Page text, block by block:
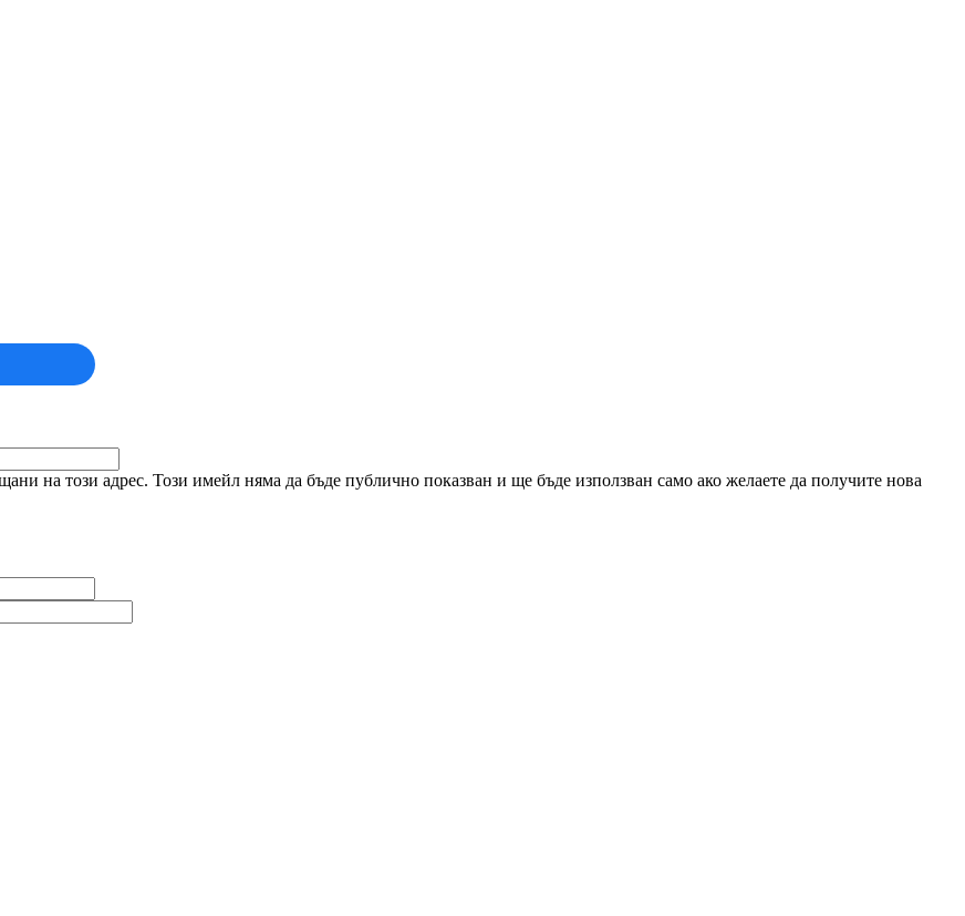
на този адрес. Този имейл няма да бъде публично показван и ще бъде използван само ако желаете да получите нова